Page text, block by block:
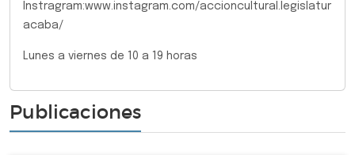
Instragram:www.instagram.com/accioncultural.legislatur
acaba/
Lunes a viernes de 10 a 19 horas
Publicaciones